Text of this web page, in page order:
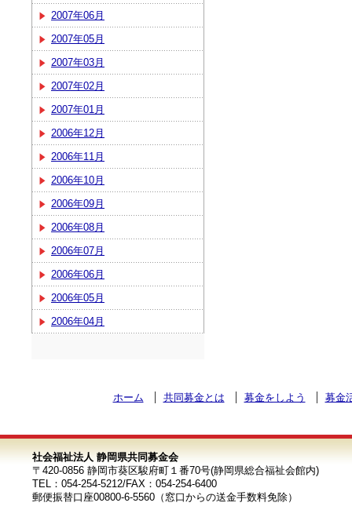
2007年06月
2007年05月
2007年03月
2007年02月
2007年01月
2006年12月
2006年11月
2006年10月
2006年09月
2006年08月
2006年07月
2006年06月
2006年05月
2006年04月
ホーム 共同募金とは 募金をしよう 募金
社会福祉法人 静岡県共同募金会
〒420-0856 静岡市葵区駿府町１番70号(静岡県総合福祉会館内)
TEL：054-254-5212/FAX：054-254-6400
郵便振替口座00800-6-5560（窓口からの送金手数料免除）